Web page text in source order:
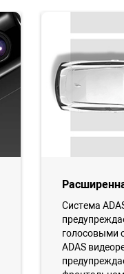
Система
голосовыми
ADAS